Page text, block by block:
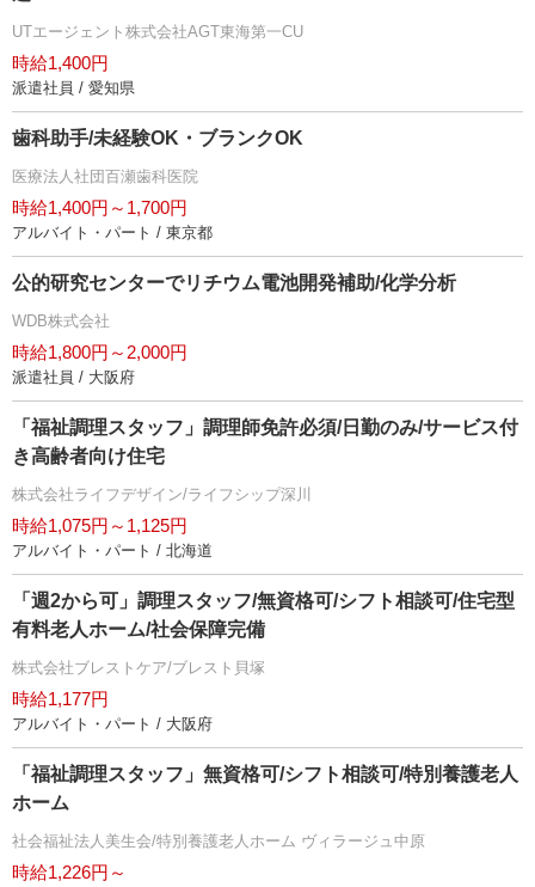
UTエージェント株式会社AGT東海第一CU
時給1,400円
派遣社員 / 愛知県
歯科助手/未経験OK・ブランクOK
医療法人社団百瀬歯科医院
時給1,400円～1,700円
アルバイト・パート / 東京都
公的研究センターでリチウム電池開発補助/化学分析
WDB株式会社
時給1,800円～2,000円
派遣社員 / 大阪府
「福祉調理スタッフ」調理師免許必須/日勤のみ/サービス付
き高齢者向け住宅
株式会社ライフデザイン/ライフシップ深川
時給1,075円～1,125円
アルバイト・パート / 北海道
「週2から可」調理スタッフ/無資格可/シフト相談可/住宅型
有料老人ホーム/社会保障完備
株式会社ブレストケア/ブレスト貝塚
時給1,177円
アルバイト・パート / 大阪府
「福祉調理スタッフ」無資格可/シフト相談可/特別養護老人
ホーム
社会福祉法人美生会/特別養護老人ホーム ヴィラージュ中原
時給1,226円～